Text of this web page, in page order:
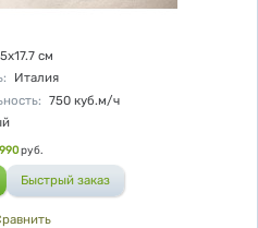
см
:
Италия
: 750 куб.м/ч
руб.